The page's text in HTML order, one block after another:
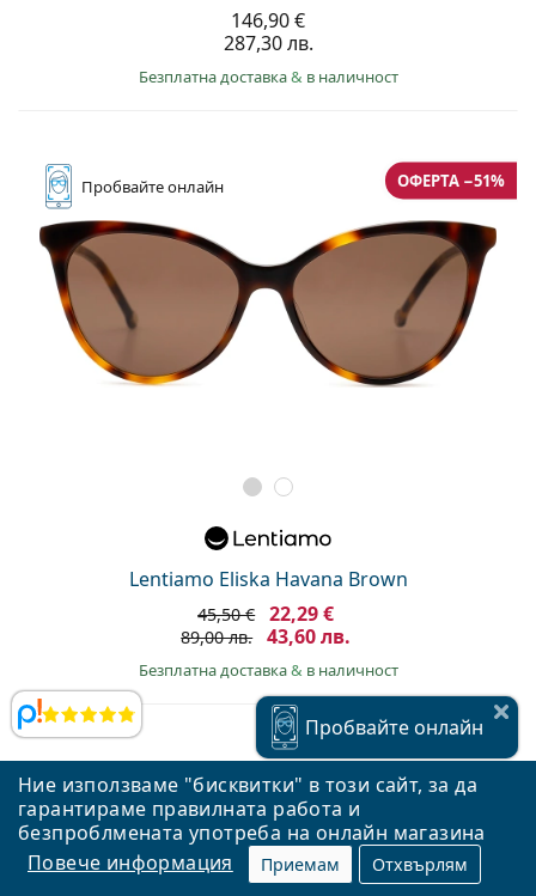
Ние използваме "бисквитки" в този сайт, за да
гарантираме правилната работа и
безпроблмената употреба на онлайн магазина
Повече информация
Приемам Отхвърлям
Прегледи
146,90 €
287,30 лв.
Безплатна доставка& в наличност
Пробвайтеонлайн
Lentiamo Eliska Havana Brown
ОФЕРТА −51%
45,50 € 22,29 €
89,00 лв. 43,60 лв.
Безплатна доставка& в наличност
Пробвайтеонлайн